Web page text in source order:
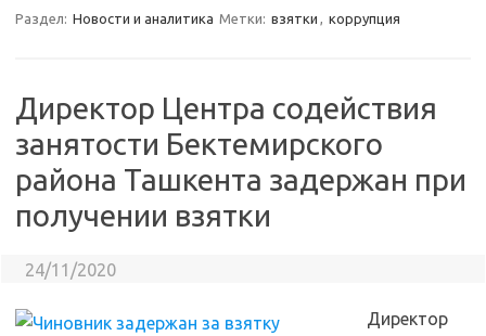
Раздел: Новости и аналитика Метки: взятки , коррупция
Директор Центра содействия
занятости Бектемирского
района Ташкента задержан при
получении взятки
24/11/2020
Директор